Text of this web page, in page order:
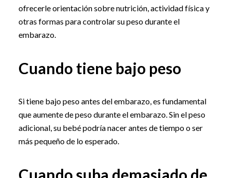
ofrecerle orientación sobre nutrición, actividad física y
otras formas para controlar su peso durante el
embarazo.
Cuando tiene bajo peso
Si tiene bajo peso antes del embarazo, es fundamental
que aumente de peso durante el embarazo. Sin el peso
adicional, su bebé podría nacer antes de tiempo o ser
más pequeño de lo esperado.